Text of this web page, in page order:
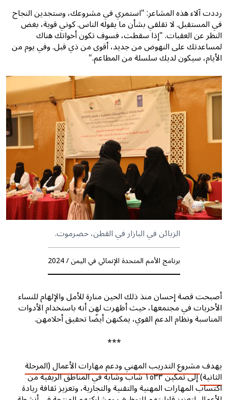
رددت آلاء هذه المشاعر: "استمري في مشروعك، وستجدين النجاح
في المستقبل. لا تقلقي بشأن ما يقوله الناس. كوني قوية، بغض
النظر عن العقبات. "إذا سقطت، فسوف تكون أخواتك هناك
لمساعدتك على النهوض من جديد، أقوى من ذي قبل. وفي يوم من
الأيام، سيكون لديك سلسلة من المطاعم."
الزبائن في البازار في القطن، حضرموت.
برنامج الأمم المتحدة الإنمائي في اليمن / 2024
أصبحت قصة إحسان منذ ذلك الحين منارة للأمل والإلهام للنساء
الأخريات في مجتمعها، حيث أظهرت لهن أنه باستخدام الأدوات
المناسبة ونظام الدعم القوي، يمكنهن أيضًا تحقيق أحلامهن.
***
يهدفمشروع التدريب المهني ودعم مهارات الأعمال (المرحلة
الثانية) إلى تمكين ١٥٣٣ شاب وشابة في المناطق الريفية من
اكتساب المهارات المهنية والتقنية والتجارية، وتعزيز ثقافة ريادة